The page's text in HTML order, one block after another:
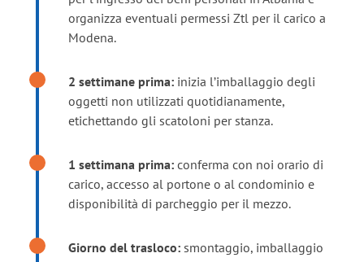
organizza eventuali permessi Ztl per il carico a
Modena.
2 settimane prima: inizia l’imballaggio degli
oggetti non utilizzati quotidianamente,
etichettando gli scatoloni per stanza.
1 settimana prima: conferma con noi orario di
carico, accesso al portone o al condominio e
disponibilità di parcheggio per il mezzo.
Giorno del trasloco: smontaggio, imballaggio